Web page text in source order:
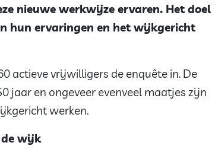
nieuwe werkwijze ervaren. Het doel
hun ervaringen en het wijkgericht
actieve vrijwilligers de enquête in. De
jaar en ongeveer evenveel maatjes zijn
werken.
wijk